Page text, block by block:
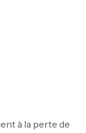
à la perte de